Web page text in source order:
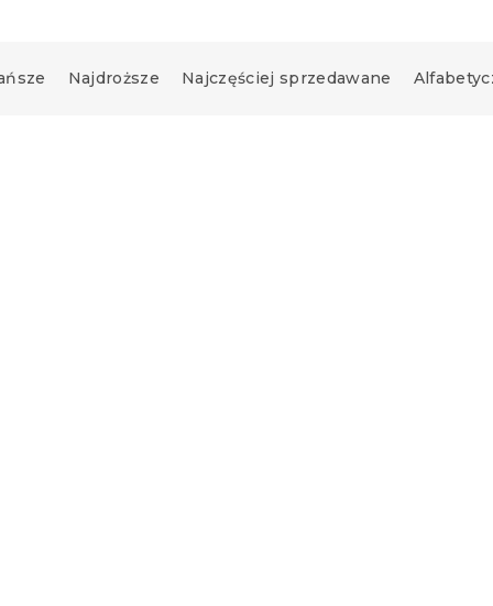
Najdroższe Najczęściej sprzedawane